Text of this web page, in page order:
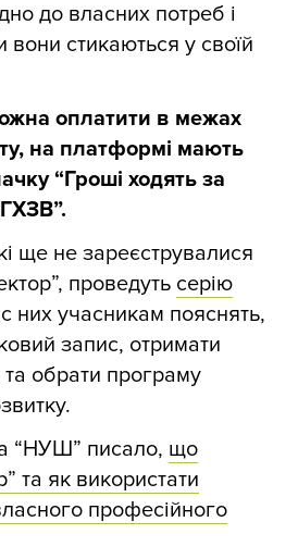
до власних потреб і
вони стикаються у своїй
оплатити в межах
на платформі мають
“Гроші ходять за
ще не зареєструвалися
проведуть серію
них учасникам пояснять,
запис, отримати
та обрати програму
“НУШ” писало, що
та як використати
професійного